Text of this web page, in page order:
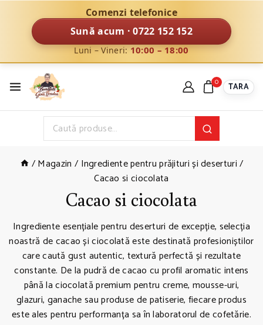
Comenzi telefonice
Sună acum · 0722 152 152
Luni – Vineri:10:00 – 18:00
0 TARA
/Magazin / Ingrediente pentru prăjituri și deserturi/
Cacao si ciocolata
Cacao si ciocolata
Ingrediente esențiale pentru deserturi de excepție, selecția
noastră de cacao și ciocolată este destinată profesioniștilor
care caută gust autentic, textură perfectă și rezultate
constante. De la pudră de cacao cu profil aromatic intens
până la ciocolată premium pentru creme, mousse-uri,
glazuri, ganache sau produse de patiserie, fiecare produs
este ales pentru performanța sa în laboratorul de cofetărie.